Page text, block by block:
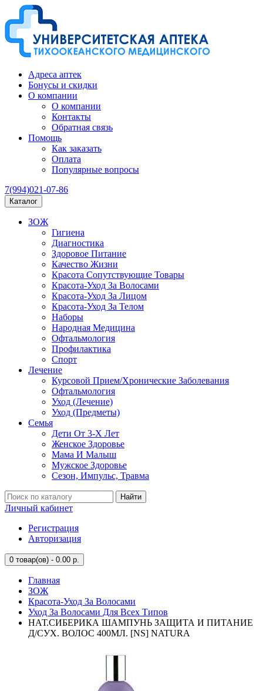
Адреса аптек
Бонусы и скидки
О компании
О компании
Контакты
Обратная связь
Помощь
Как заказать
Оплата
Популярные вопросы
7(994)021-07-86
Каталог
ЗОЖ
Гигиена
Диагностика
Здоровое Питание
Качество Жизни
Красота Сопутствующие Товары
Красота-Уход За Волосами
Красота-Уход За Лицом
Красота-Уход За Телом
Наборы
Народная Медицина
Офтальмология
Профилактика
Спорт
Лечение
Курсовой Прием/Хронические Заболевания
Офтальмология
Уход (Лечение)
Уход (Предметы)
Семья
Дети От 3-Х Лет
Женское Здоровье
Мама И Малыш
Мужское Здоровье
Сезон, Импульс, Травма
Найти
Личный кабинет
Регистрация
Авторизация
0 товар(ов) - 0.00 р.
Главная
ЗОЖ
Красота-Уход За Волосами
Уход За Волосами Для Всех Типов
НАТ.СИБЕРИКА ШАМПУНЬ ЗАЩИТА И ПИТАНИЕ
Д/СУХ. ВОЛОС 400МЛ. [NS] NATURA